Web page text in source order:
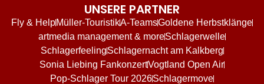
UNSERE PARTNER
Fly & HelpMüller-TouristikA-TeamsGoldene Herbstklänge
artmedia management & moreSchlagerwelle
SchlagerfeelingSchlagernacht am Kalkberg
Sonia Liebing FankonzertVogtland Open Air
Pop-Schlager Tour 2026Schlagermove